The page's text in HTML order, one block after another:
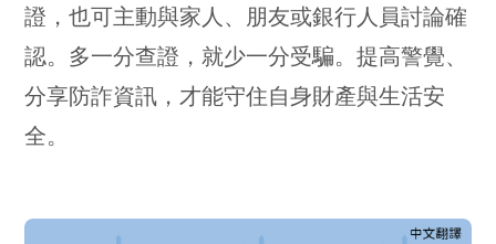
證，也可主動與家人、朋友或銀行人員討論確
認。多一分查證，就少一分受騙。提高警覺、
分享防詐資訊，才能守住自身財產與生活安
全。